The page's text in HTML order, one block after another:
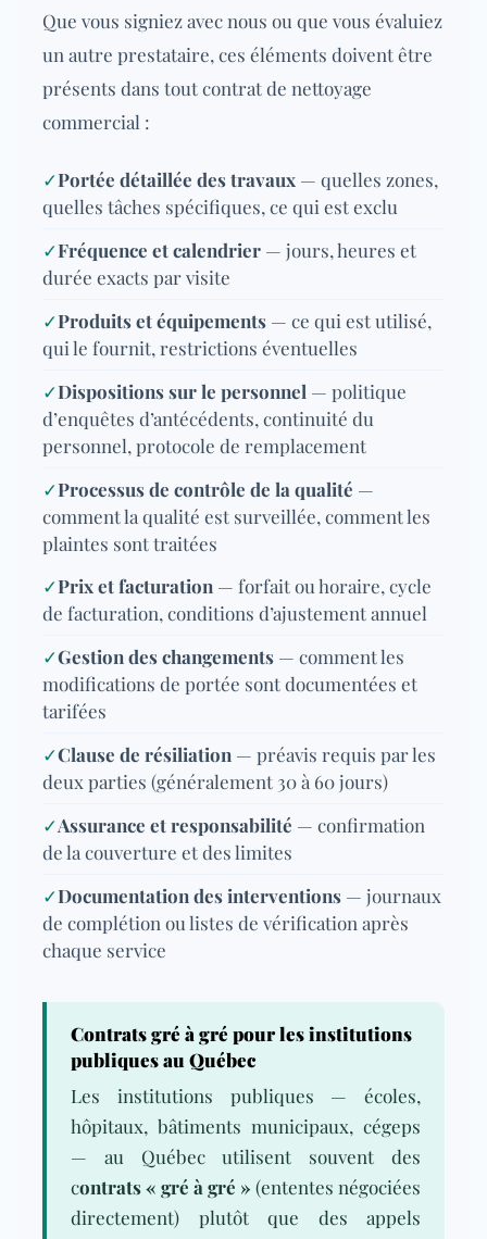
Que vous signiez avec nous ou que vous évaluiez
un autre prestataire, ces éléments doivent être
présents dans tout contrat de nettoyage
commercial :
✓Portée détaillée des travaux — quelles zones,
quelles tâches spécifiques, ce qui est exclu
✓Fréquence et calendrier — jours, heures et
durée exacts par visite
✓Produits et équipements — ce qui est utilisé,
qui le fournit, restrictions éventuelles
✓Dispositions sur le personnel — politique
d’enquêtes d’antécédents, continuité du
personnel, protocole de remplacement
✓Processus de contrôle de la qualité —
comment la qualité est surveillée, comment les
plaintes sont traitées
✓Prix et facturation — forfait ou horaire, cycle
de facturation, conditions d’ajustement annuel
✓Gestion des changements — comment les
modifications de portée sont documentées et
tarifées
✓Clause de résiliation — préavis requis par les
deux parties (généralement 30 à 60 jours)
✓Assurance et responsabilité — confirmation
de la couverture et des limites
✓Documentation des interventions — journaux
de complétion ou listes de vérification après
chaque service
Contrats gré à gré pour les institutions
publiques au Québec
Les institutions publiques — écoles,
hôpitaux, bâtiments municipaux, cégeps
— au Québec utilisent souvent des
contrats « gré à gré » (ententes négociées
directement) plutôt que des appels